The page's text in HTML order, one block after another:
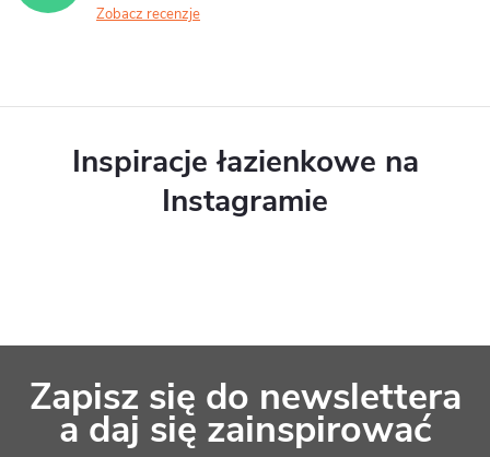
Zobacz recenzje
Inspiracje łazienkowe na
Instagramie
Zapisz się do newslettera
a daj się zainspirować